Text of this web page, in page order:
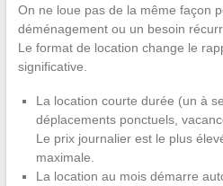
On ne loue pas de la même façon
déménagement ou un besoin
Le format de location change le
significative.
La location courte durée (un à
déplacements ponctuels,
Le prix journalier est le plus
maximale.
La location au mois démarre